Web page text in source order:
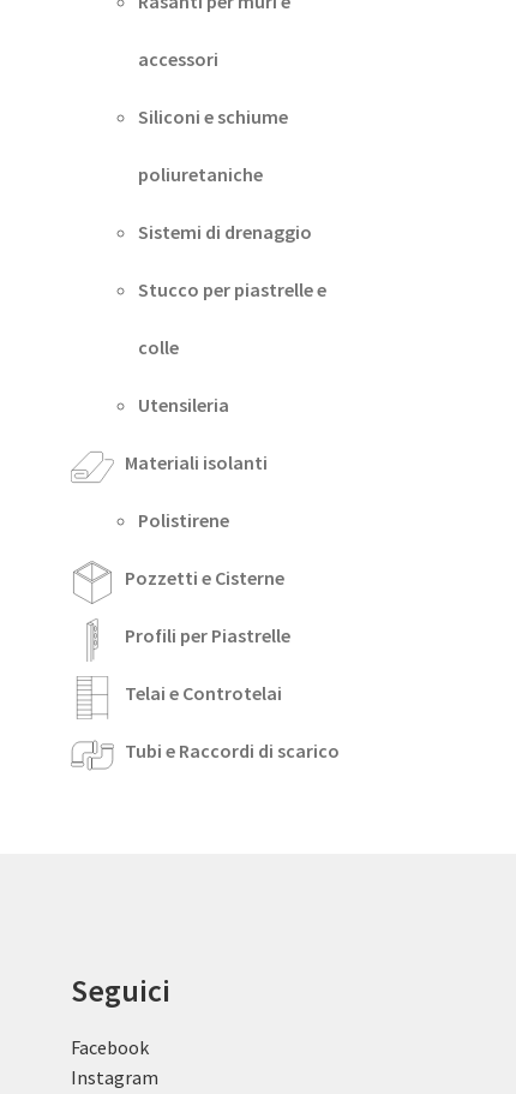
accessori
Siliconi e schiume
poliuretaniche
Sistemi di drenaggio
Stucco per piastrelle e
colle
Utensileria
Materiali isolanti
Polistirene
Pozzetti e Cisterne
Profili per Piastrelle
Telai e Controtelai
Tubi e Raccordi di scarico
Seguici
Facebook
Instagram